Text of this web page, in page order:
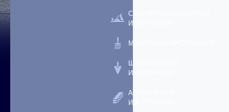
СТОЛЯРНО-СЛЕСАРНЫЙ
ИНСТРУМЕНТ
МАЛЯРНЫЙ ИНСТРУМЕНТ
ШТУКАТУРНЫЙ
ИНСТРУМЕНТ
АБРАЗИВНЫЙ
ИНСТРУМЕНТ